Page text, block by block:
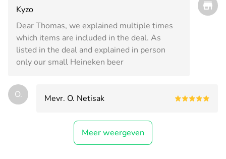
Kyzo
Dear Thomas, we explained multiple times
which items are included in the deal. As
listed in the deal and explained in person
only our small Heineken beer
O. Mevr. O. Netisak
Meer weergeven